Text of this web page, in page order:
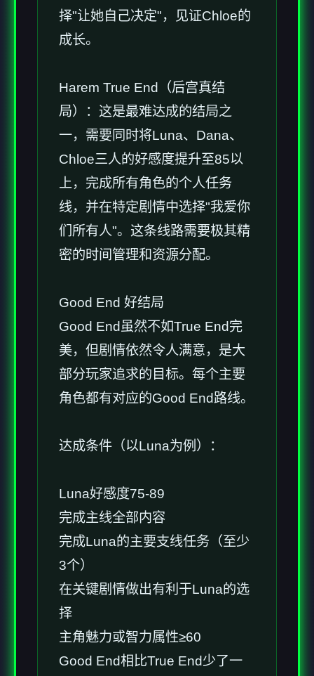
择"让她自己决定"，见证Chloe的
成长。
Harem True End（后宫真结
局）：这是最难达成的结局之
一，需要同时将Luna、Dana、
Chloe三人的好感度提升至85以
上，完成所有角色的个人任务
线，并在特定剧情中选择"我爱你
们所有人"。这条线路需要极其精
密的时间管理和资源分配。
Good End 好结局
Good End虽然不如True End完
美，但剧情依然令人满意，是大
部分玩家追求的目标。每个主要
角色都有对应的Good End路线。
达成条件（以Luna为例）：
Luna好感度75-89
完成主线全部内容
完成Luna的主要支线任务（至少
3个）
在关键剧情做出有利于Luna的选
择
主角魅力或智力属性≥60
Good End相比True End少了一